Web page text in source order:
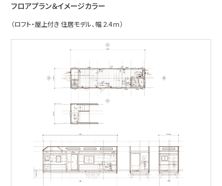
フロアプラン＆イメージカラー
（ロフト・屋上付き 住居モデル、幅 2.4ｍ）